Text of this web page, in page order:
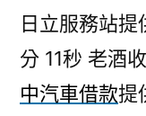
日立服務站
分 11秒 老酒
中汽車借款提